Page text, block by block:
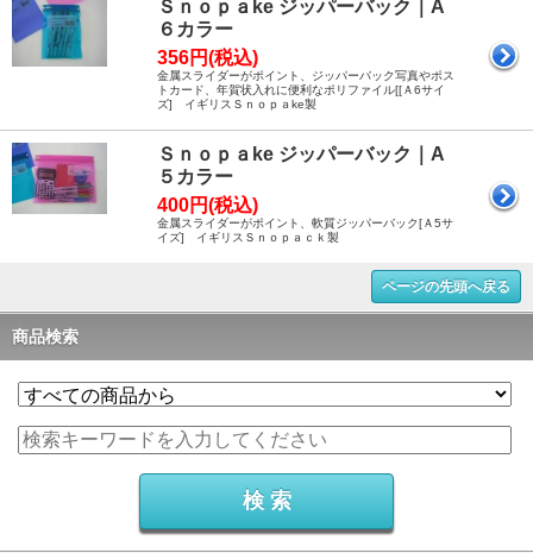
Ｓｎｏｐａke ジッパーバック｜A
６カラー
356円(税込)
金属スライダーがポイント、ジッパーバック写真やポス
トカード、年賀状入れに便利なポリファイル[[Ａ6サイ
ズ] イギリスＳｎｏｐａke製
Ｓｎｏｐａke ジッパーバック｜A
５カラー
400円(税込)
金属スライダーがポイント、軟質ジッパーバック[Ａ5サ
イズ] イギリスＳｎｏｐａｃｋ製
ページの先頭へ戻る
商品検索